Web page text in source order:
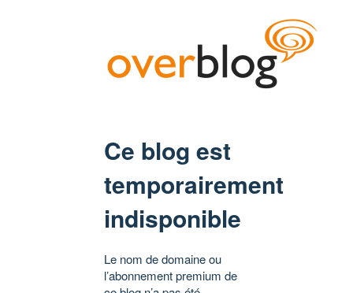
Ce blog est
temporairement
indisponible
Le nom de domaine ou
l’abonnement premium de